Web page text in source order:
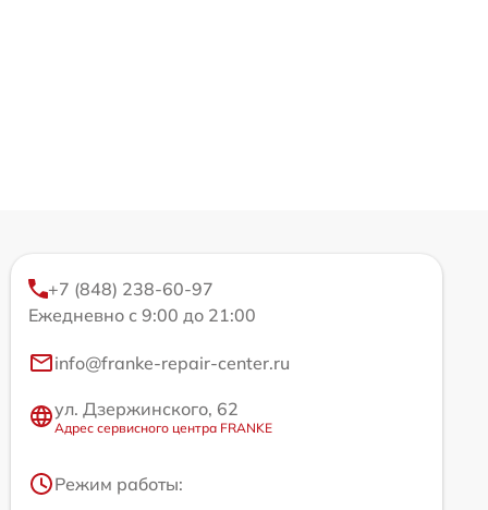
+7 (848) 238-60-97
Ежедневно с 9:00 до 21:00
info@franke-repair-center.ru
ул. Дзержинского, 62
Адрес сервисного центра FRANKE
Режим работы: